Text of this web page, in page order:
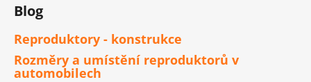
Blog
Reproduktory - konstrukce
Rozměry a umístění reproduktorů v
automobilech